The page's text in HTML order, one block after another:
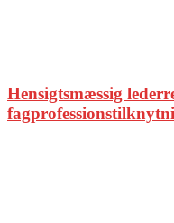
Hensigtsmæssig